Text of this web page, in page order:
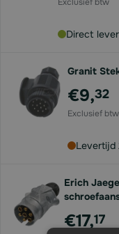
Direct
Granit
€9,32
Levertijd
Erich
€17,17